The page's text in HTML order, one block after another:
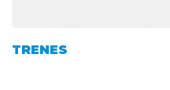
TRENES